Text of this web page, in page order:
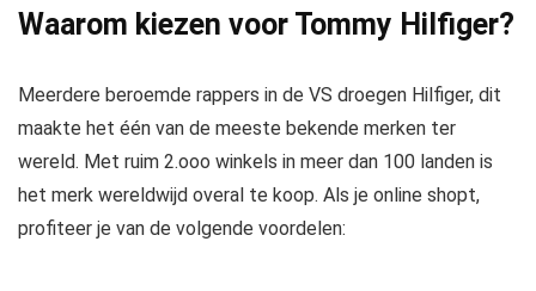
Waarom kiezen voor Tommy Hilfiger?
Meerdere beroemde rappers in de VS droegen Hilfiger, dit
maakte het één van de meeste bekende merken ter
wereld. Met ruim 2.ooo winkels in meer dan 100 landen is
het merk wereldwijd overal te koop. Als je online shopt,
profiteer je van de volgende voordelen: